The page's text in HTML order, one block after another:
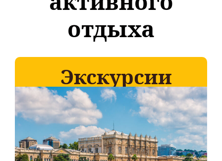
отдыха
Экскурсии